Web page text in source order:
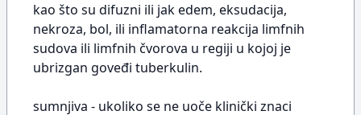
kao što su difuzni ili jak edem, eksudacija,
nekroza, bol, ili inflamatorna reakcija limfnih
sudova ili limfnih čvorova u regiji u kojoj je
ubrizgan goveđi tuberkulin.
sumnjiva - ukoliko se ne uoče klinički znaci